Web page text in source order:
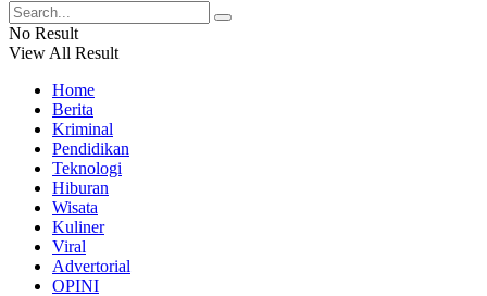
No Result
View All Result
Home
Berita
Kriminal
Pendidikan
Teknologi
Hiburan
Wisata
Kuliner
Viral
Advertorial
OPINI